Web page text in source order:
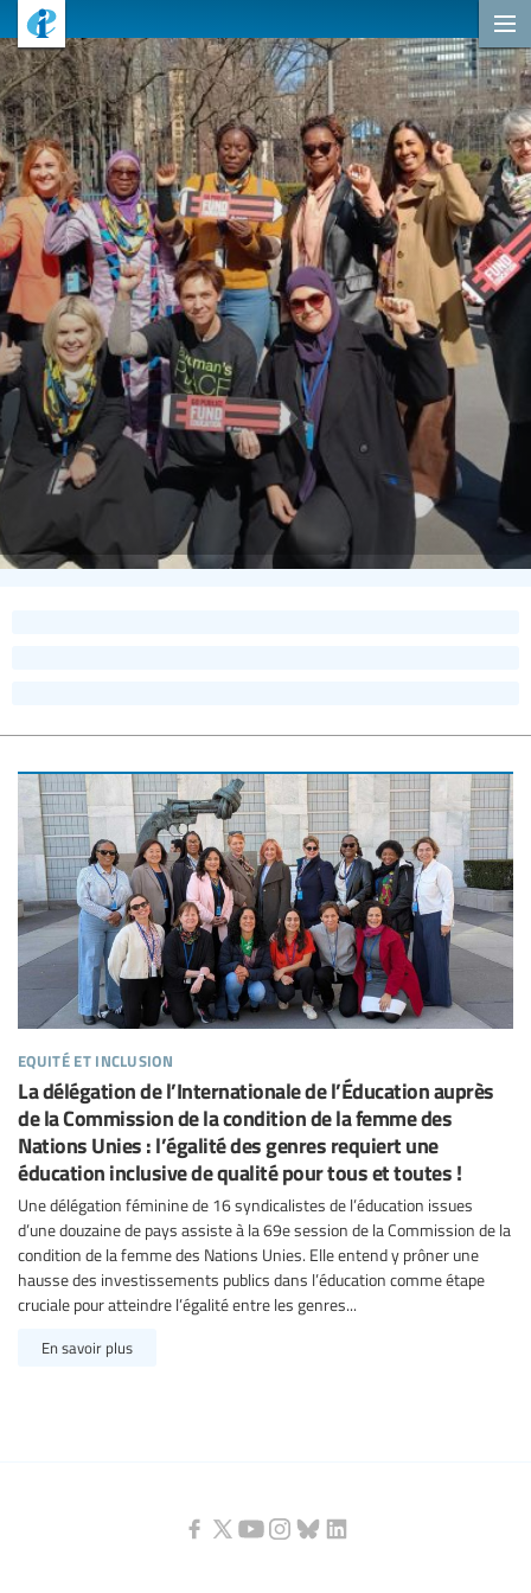
equité et inclusion
La délégation de l’Internationale de l’Éducation auprès
de la Commission de la condition de la femme des
Nations Unies : l’égalité des genres requiert une
éducation inclusive de qualité pour tous et toutes !
Une délégation féminine de 16 syndicalistes de l’éducation issues
d’une douzaine de pays assiste à la 69e session de la Commission de la
condition de la femme des Nations Unies. Elle entend y prôner une
hausse des investissements publics dans l’éducation comme étape
cruciale pour atteindre l’égalité entre les genres...
En savoir plus